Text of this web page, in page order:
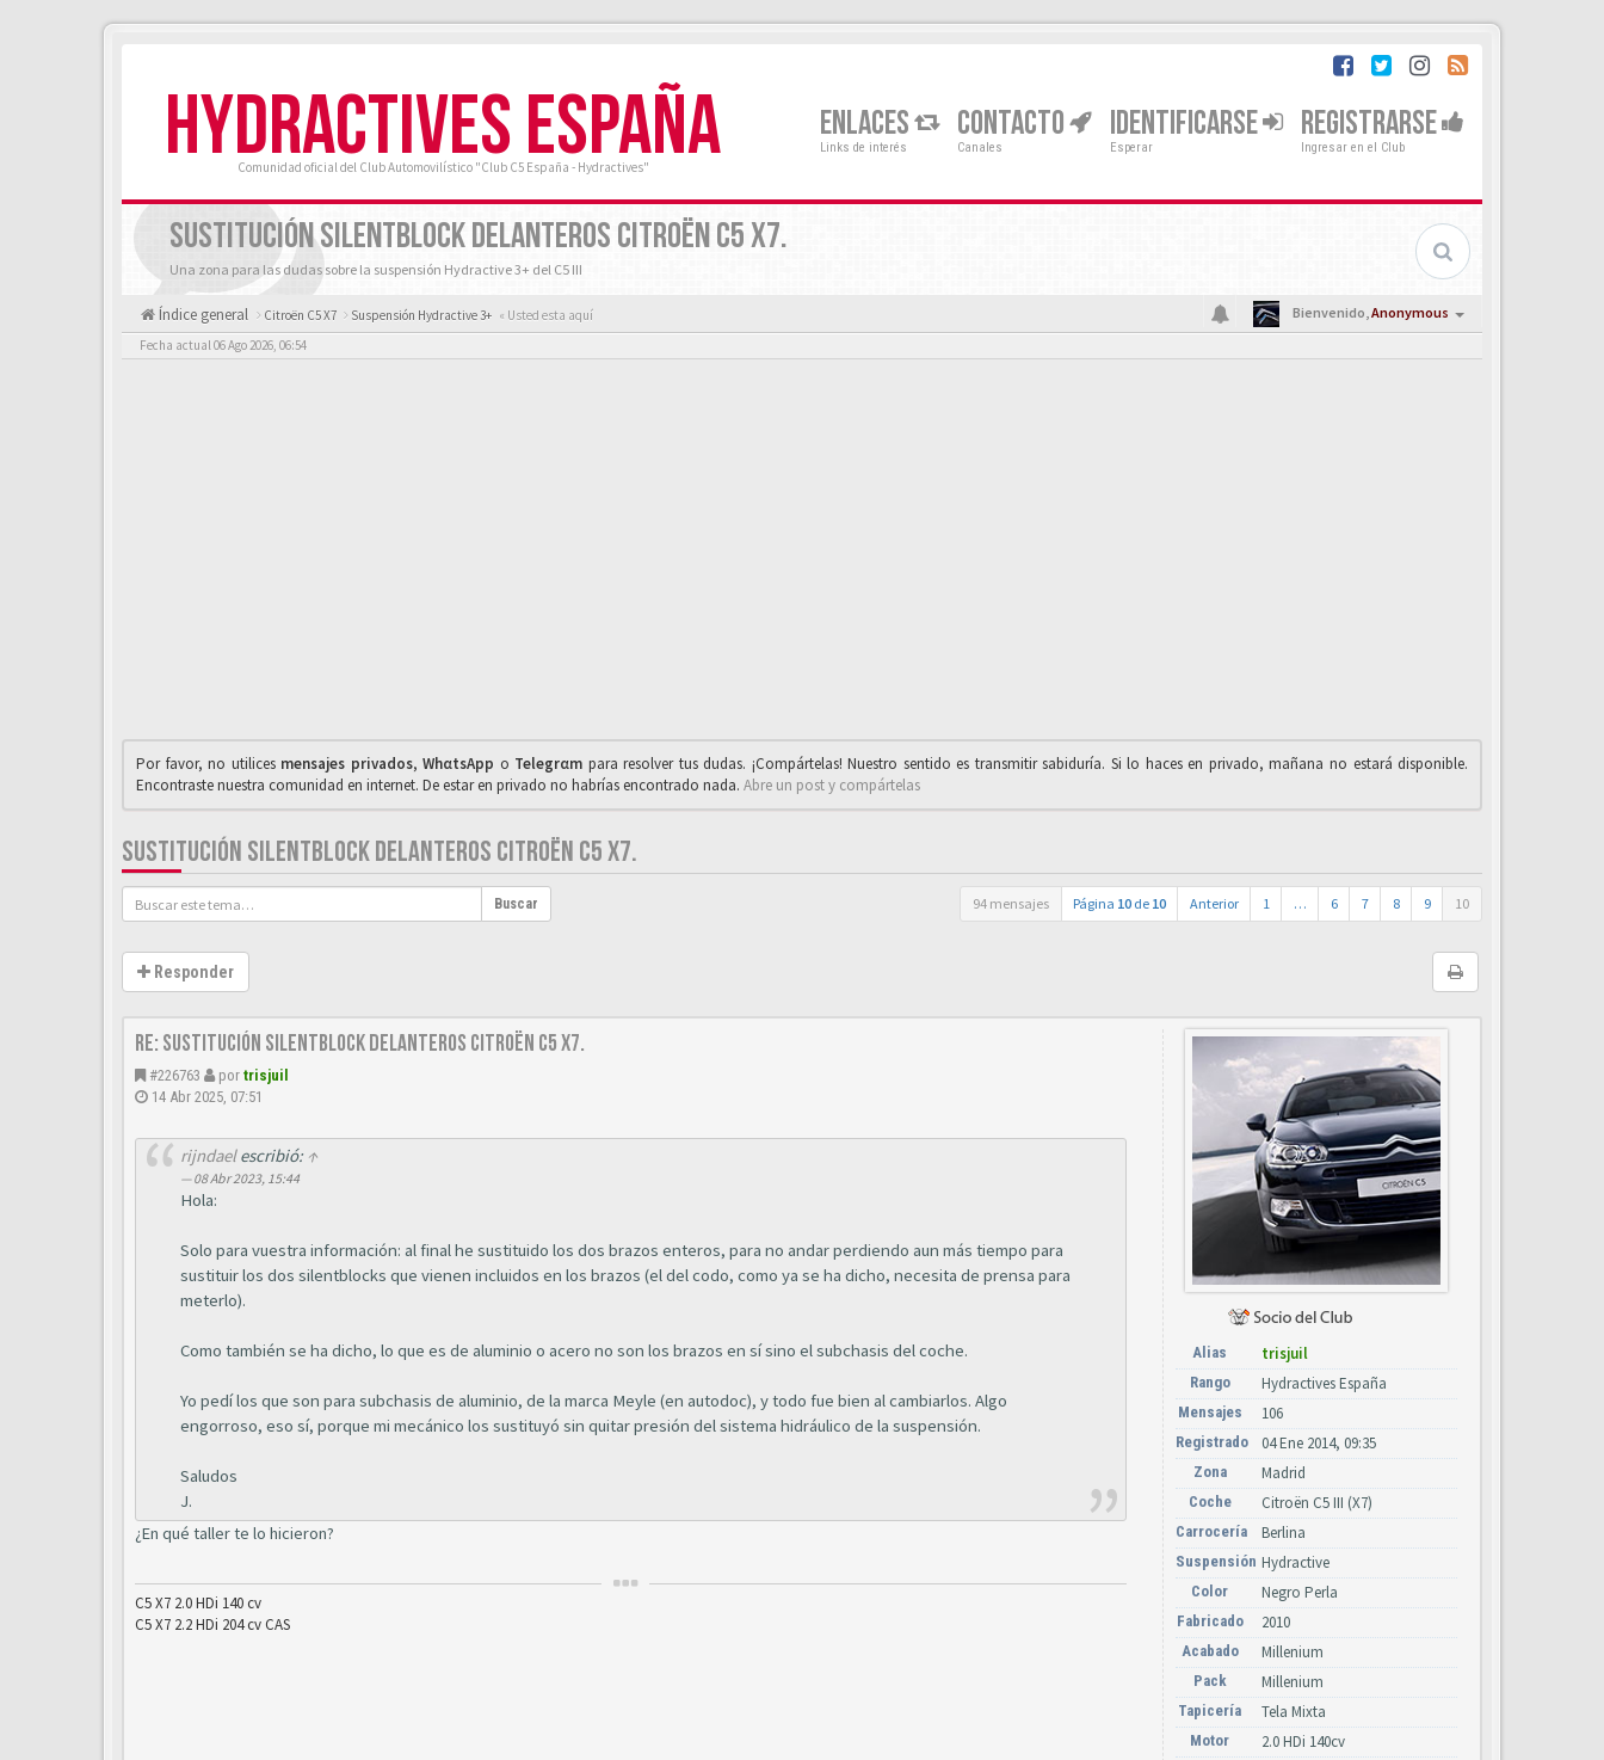
HYDRACTIVES ESPAÑA
Comunidad oficial del Club Automovilístico "Club C5 España - Hydractives"
ENLACES
Links de interés
CONTACTO
Canales
IDENTIFICARSE
Esperar
REGISTRARSE
Ingresar en el Club
SUSTITUCIÓN SILENTBLOCK DELANTEROS CITROËN C5 X7.
Una zona para las dudas sobre la suspensión Hydractive 3+ del C5 III
Índice general Citroën C5 X7 Suspensión Hydractive 3+ « Usted esta aquí Bienvenido,Anonymous
Fecha actual 06 Ago 2026, 06:54
Por favor, no utilices mensajes privados,WhαtsApp o Telegrαm para resolver tus dudas. ¡Compártelas! Nuestro sentido es transmitir sabiduría. Si lo haces en privado, mañana no estará disponible.
Encontraste nuestra comunidad en internet. De estar en privado no habrías encontrado nada. Abre un post y compártelas
SUSTITUCIÓN SILENTBLOCK DELANTEROS CITROËN C5 X7.
Buscar 94 mensajes Página 10 de 10 Anterior 1 … 6 7 8 9 10
Responder
Re: Sustitución SILENTBLOCK delanteros Citroën C5 X7.
#226763 por trisjuil
14 Abr 2025, 07:51
rijndaelescribió: ↑
08 Abr 2023, 15:44
Hola:
Solo para vuestra información: al final he sustituido los dos brazos enteros, para no andar perdiendo aun más tiempo para
sustituir los dos silentblocks que vienen incluidos en los brazos (el del codo, como ya se ha dicho, necesita de prensa para
meterlo).
Como también se ha dicho, lo que es de aluminio o acero no son los brazos en sí sino el subchasis del coche.
Yo pedí los que son para subchasis de aluminio, de la marca Meyle (en autodoc), y todo fue bien al cambiarlos. Algo
engorroso, eso sí, porque mi mecánico los sustituyó sin quitar presión del sistema hidráulico de la suspensión.
Saludos
J.
¿En qué taller te lo hicieron?
C5 X7 2.0 HDi 140 cv
C5 X7 2.2 HDi 204 cv CAS
Alias trisjuil
Rango Hydractives España
Mensajes 106
Registrado 04 Ene 2014, 09:35
Zona Madrid
Coche Citroën C5 III (X7)
Carrocería Berlina
Suspensión Hydractive
Color Negro Perla
Fabricado 2010
Acabado Millenium
Pack Millenium
Tapicería Tela Mixta
Motor 2.0 HDi 140cv